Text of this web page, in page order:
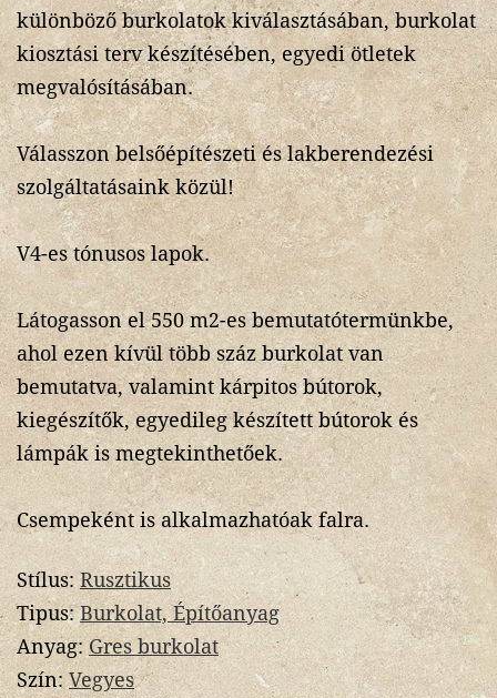
különböző burkolatok kiválasztásában, burkolat
kiosztási terv készítésében, egyedi ötletek
megvalósításában.
Válasszon belsőépítészeti és lakberendezési
szolgáltatásaink közül!
V4-es tónusos lapok.
Látogasson el 550 m2-es bemutatótermünkbe,
ahol ezen kívül több száz burkolat van
bemutatva, valamint kárpitos bútorok,
kiegészítők, egyedileg készített bútorok és
lámpák is megtekinthetőek.
Csempeként is alkalmazhatóak falra.
Stílus:Rusztikus
Tipus:Burkolat, Építőanyag
Anyag:Gres burkolat
Szín:Vegyes